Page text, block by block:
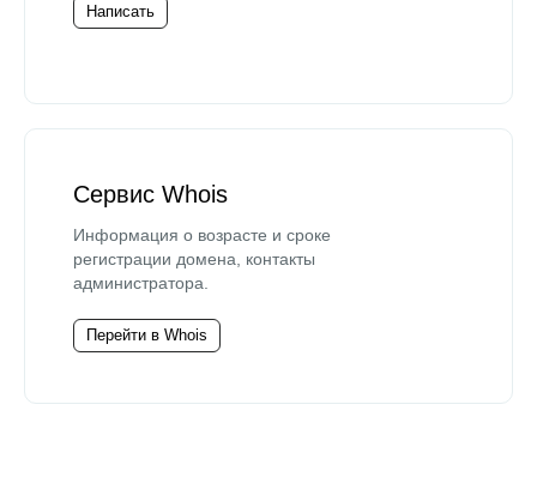
Написать
Сервис Whois
Информация о возрасте и сроке
регистрации домена, контакты
администратора.
Перейти в Whois